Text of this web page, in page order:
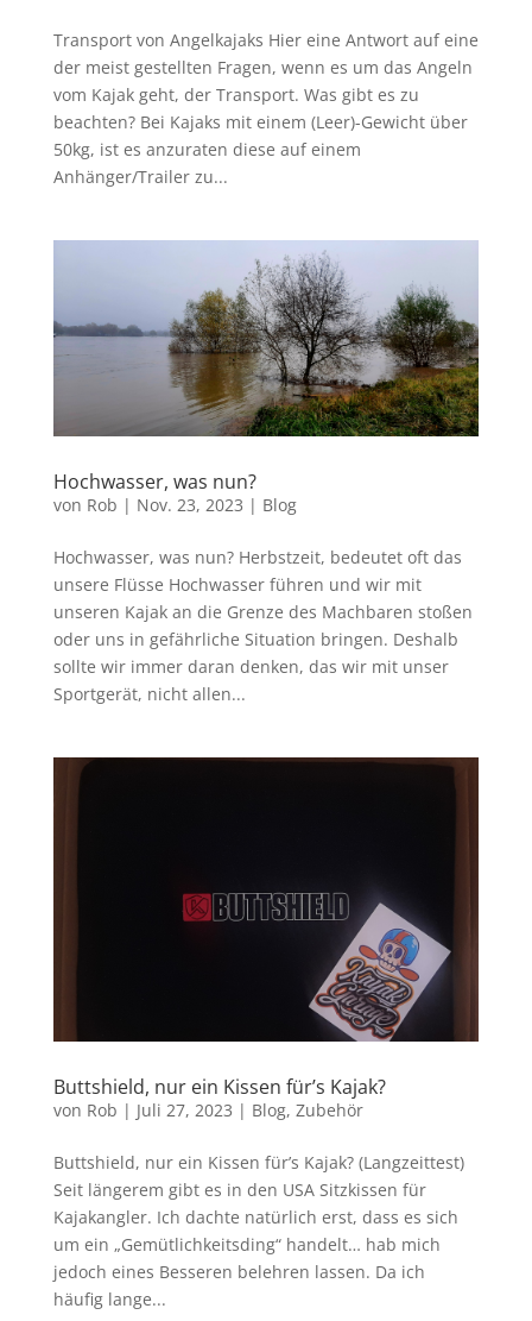
Transport von Angelkajaks Hier eine Antwort auf eine
der meist gestellten Fragen, wenn es um das Angeln
vom Kajak geht, der Transport. Was gibt es zu
beachten? Bei Kajaks mit einem (Leer)-Gewicht über
50kg, ist es anzuraten diese auf einem
Anhänger/Trailer zu...
Hochwasser, was nun?
von Rob | Nov. 23, 2023 | Blog
Hochwasser, was nun? Herbstzeit, bedeutet oft das
unsere Flüsse Hochwasser führen und wir mit
unseren Kajak an die Grenze des Machbaren stoßen
oder uns in gefährliche Situation bringen. Deshalb
sollte wir immer daran denken, das wir mit unser
Sportgerät, nicht allen...
Buttshield, nur ein Kissen für’s Kajak?
von Rob | Juli 27, 2023 | Blog, Zubehör
Buttshield, nur ein Kissen für’s Kajak? (Langzeittest)
Seit längerem gibt es in den USA Sitzkissen für
Kajakangler. Ich dachte natürlich erst, dass es sich
um ein „Gemütlichkeitsding“ handelt… hab mich
jedoch eines Besseren belehren lassen. Da ich
häufig lange...